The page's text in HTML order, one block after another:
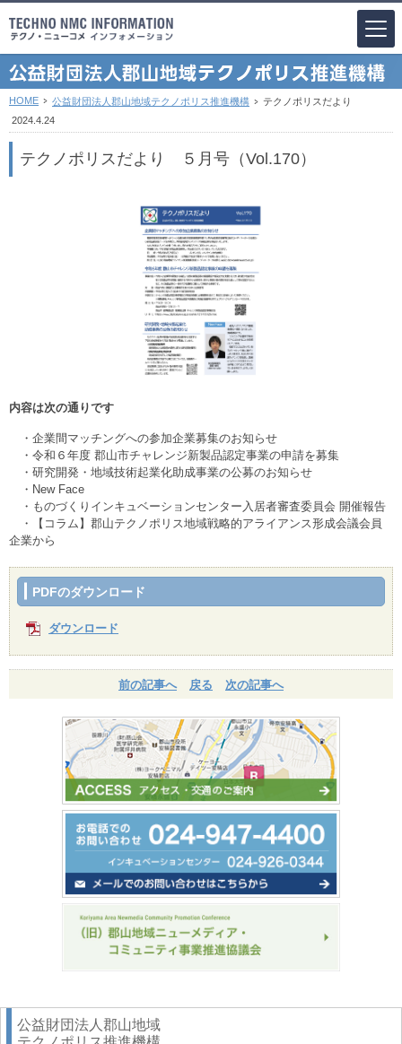
HOME 公益財団法人郡山地域テクノポリス推進機構
テクノポリスだより
2024.4.24
テクノポリスだより ５月号（Vol.170）
内容は次の通りです
・企業間マッチングへの参加企業募集のお知らせ
・令和６年度 郡山市チャレンジ新製品認定事業の申請を募集
・研究開発・地域技術起業化助成事業の公募のお知らせ
・New Face
・ものづくりインキュベーションセンター入居者審査委員会 開催報告
・【コラム】郡山テクノポリス地域戦略的アライアンス形成会議会員
企業から
PDFのダウンロード
ダウンロード
前の記事へ 戻る 次の記事へ
公益財団法人郡山地域